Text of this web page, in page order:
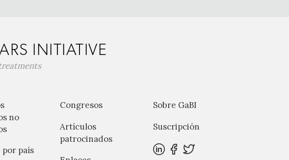
INITIATIVE
no
país
Congresos
Artículos
patrocinados
Sobre GaBI
Suscripción